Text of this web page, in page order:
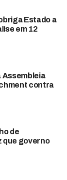
Estado a
em 12
Assembleia
contra
de
que governo